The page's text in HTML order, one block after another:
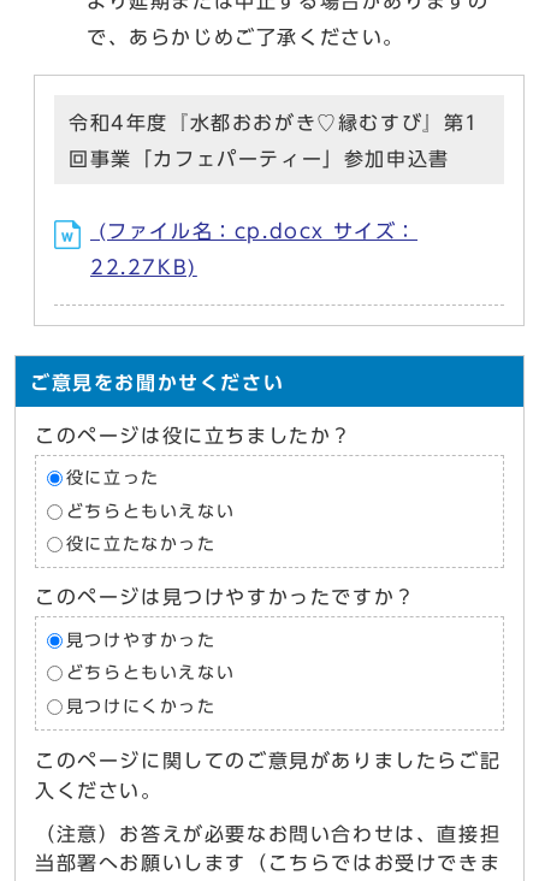
で、あらかじめご了承ください。
令和4年度『水都おおがき♡縁むすび』第1
回事業「カフェパーティー」参加申込書
(ファイル名：cp.docx サイズ：
22.27KB)
ご意見をお聞かせください
このページは役に立ちましたか？
役に立った
どちらともいえない
役に立たなかった
このページは見つけやすかったですか？
見つけやすかった
どちらともいえない
見つけにくかった
このページに関してのご意見がありましたらご記
入ください。
（注意）お答えが必要なお問い合わせは、直接担
当部署へお願いします（こちらではお受けできま